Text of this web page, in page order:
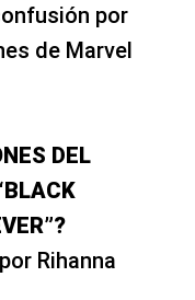
por
de Marvel
DEL
Rihanna